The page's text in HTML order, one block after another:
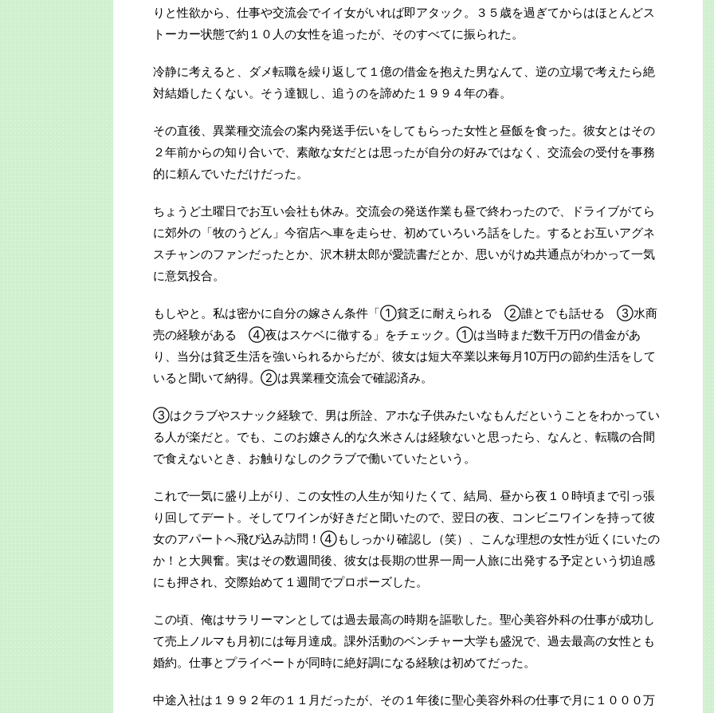
りと性欲から、仕事や交流会でイイ女がいれば即アタック。３５歳を過ぎてからはほとんどス
トーカー状態で約１０人の女性を追ったが、そのすべてに振られた。
冷静に考えると、ダメ転職を繰り返して１億の借金を抱えた男なんて、逆の立場で考えたら絶
対結婚したくない。そう達観し、追うのを諦めた１９９４年の春。
その直後、異業種交流会の案内発送手伝いをしてもらった女性と昼飯を食った。彼女とはその
２年前からの知り合いで、素敵な女だとは思ったが自分の好みではなく、交流会の受付を事務
的に頼んでいただけだった。
ちょうど土曜日でお互い会社も休み。交流会の発送作業も昼で終わったので、ドライブがてら
に郊外の「牧のうどん」今宿店へ車を走らせ、初めていろいろ話をした。するとお互いアグネ
スチャンのファンだったとか、沢木耕太郎が愛読書だとか、思いがけぬ共通点がわかって一気
に意気投合。
もしやと。私は密かに自分の嫁さん条件「①貧乏に耐えられる ②誰とでも話せる ③水商
売の経験がある ④夜はスケベに徹する」をチェック。①は当時まだ数千万円の借金があ
り、当分は貧乏生活を強いられるからだが、彼女は短大卒業以来毎月10万円の節約生活をして
いると聞いて納得。②は異業種交流会で確認済み。
③はクラブやスナック経験で、男は所詮、アホな子供みたいなもんだということをわかってい
る人が楽だと。でも、このお嬢さん的な久米さんは経験ないと思ったら、なんと、転職の合間
で食えないとき、お触りなしのクラブで働いていたという。
これで一気に盛り上がり、この女性の人生が知りたくて、結局、昼から夜１０時頃まで引っ張
り回してデート。そしてワインが好きだと聞いたので、翌日の夜、コンビニワインを持って彼
女のアパートへ飛び込み訪問！④もしっかり確認し（笑）、こんな理想の女性が近くにいたの
か！と大興奮。実はその数週間後、彼女は長期の世界一周一人旅に出発する予定という切迫感
にも押され、交際始めて１週間でプロポーズした。
この頃、俺はサラリーマンとしては過去最高の時期を謳歌した。聖心美容外科の仕事が成功し
て売上ノルマも月初には毎月達成。課外活動のベンチャー大学も盛況で、過去最高の女性とも
婚約。仕事とプライベートが同時に絶好調になる経験は初めてだった。
中途入社は１９９２年の１１月だったが、その１年後に聖心美容外科の仕事で月に１０００万